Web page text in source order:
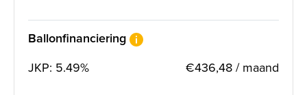
Ballonfinanciering
JKP: 5.49%
€436,48 / maand